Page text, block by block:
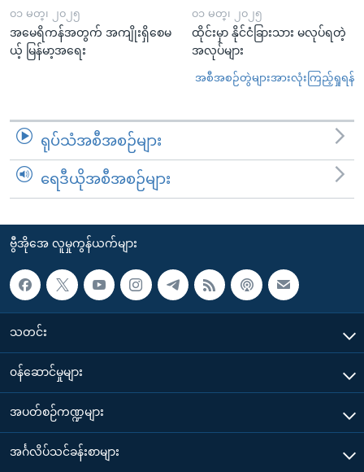
၀၁ မတ္၊ ၂၀၂၅
အမေရိကန်အတွက် အကျိုးရှိစေမ
ယ့် မြန်မာ့အရေး
၀၁ မတ္၊ ၂၀၂၅
ထိုင်းမှာ နိုင်ငံခြားသား မလုပ်ရတဲ့
အလုပ်များ
အစီအစဉ်တွဲများအားလုံးကြည့်ရှုရန်
ရုပ်သံအစီအစဉ်များ
ရေဒီယိုအစီအစဉ်များ
ဗွီအိုအေ လူမှုကွန်ယက်များ
သတင်း
၀န်ဆောင်မှုများ
အပတ်စဉ်ကဏ္ဍများ
အင်္ဂလိပ်သင်ခန်းစာများ